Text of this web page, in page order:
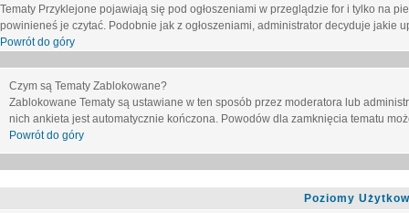
Tematy Przyklejone pojawiają się pod ogłoszeniami w przeglądzie for i tylko na
powinieneś je czytać. Podobnie jak z ogłoszeniami, administrator decyduje
Powrót do góry
Czym są Tematy Zablokowane?
Zablokowane Tematy są ustawiane w ten sposób przez moderatora lub
nich ankieta jest automatycznie kończona. Powodów dla zamknięcia tematu
Powrót do góry
Poziomy